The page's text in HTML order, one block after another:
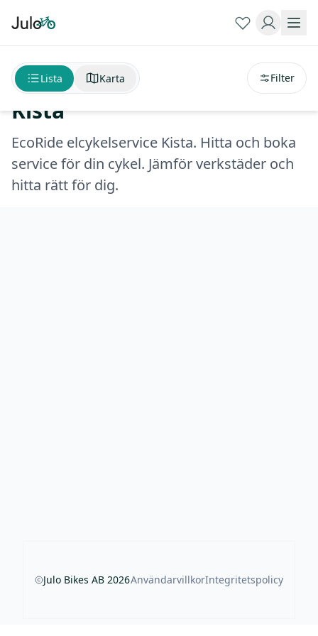
EcoRide elcykelservice
Kista
EcoRide elcykelservice Kista. Hitta och boka
service för din cykel. Jämför verkstäder och
hitta rätt för dig.
Lista Karta Filter
avstånd
Julo Bikes AB 2026AnvändarvillkorIntegritetspolicy